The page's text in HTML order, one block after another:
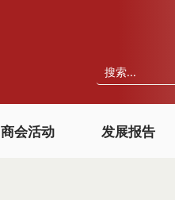
商会活动 发展报告